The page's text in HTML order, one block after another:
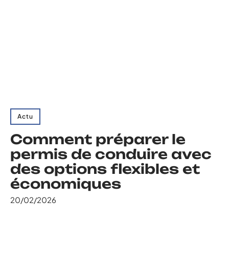
Actu
Comment préparer le
permis de conduire avec
des options flexibles et
économiques
20/02/2026